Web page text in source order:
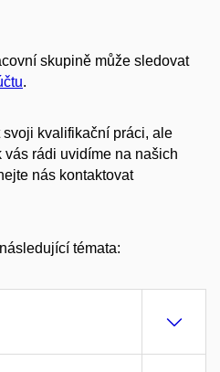
skupině může sledovat
.
kvalifikační práci, ale
vás rádi uvidíme na našich
nás kontaktovat
témata: